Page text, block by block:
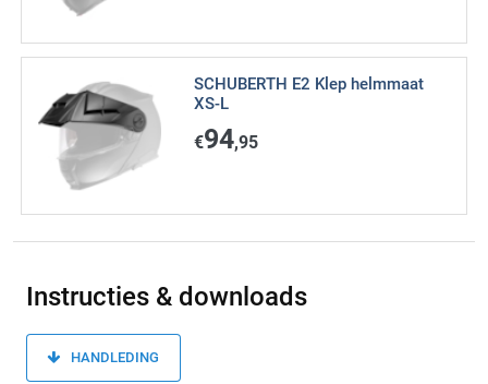
SCHUBERTH E2 Klep helmmaat
XS-L
€94,95
Instructies & downloads
HANDLEDING